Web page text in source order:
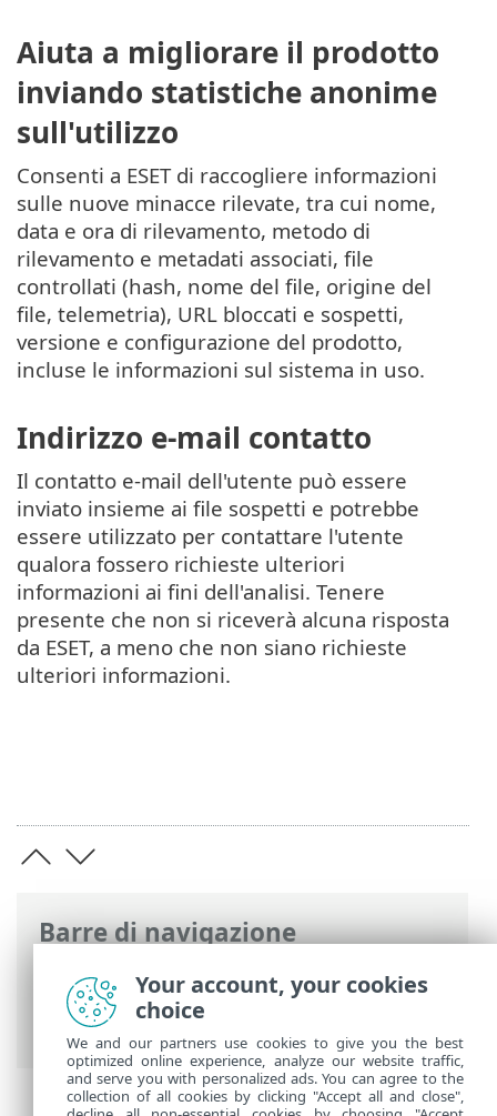
Barre di navigazione
Guida online ESET>ESET Cyber Security
Preferenze dell’applicazione
di rilevamento
> Controlli basati sul cloud
Aiuta a migliorare il prodotto
inviando statistiche anonime
sull'utilizzo
Consenti a ESET di raccogliere informazioni
sulle nuove minacce rilevate, tra cui nome,
data e ora di rilevamento, metodo di
rilevamento e metadati associati, file
controllati (hash, nome del file, origine del
file, telemetria), URL bloccati e sospetti,
versione e configurazione del prodotto,
incluse le informazioni sul sistema in uso.
Indirizzo e-mail contatto
Il contatto e-mail dell'utente può essere
inviato insieme ai file sospetti e potrebbe
essere utilizzato per contattare l'utente
qualora fossero richieste ulteriori
informazioni ai fini dell'analisi. Tenere
presente che non si riceverà alcuna risposta
da ESET, a meno che non siano richieste
ulteriori informazioni.
Your account, your cookies
choice
We and our partners use cookies to give you the best
optimized online experience, analyze our website traffic,
and serve you with personalized ads. You can agree to the
collection of all cookies by clicking "Accept all and close",